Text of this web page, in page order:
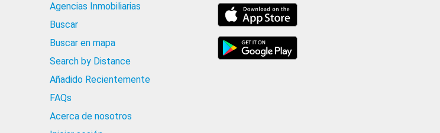
Agencias Inmobiliarias
Buscar
Buscar en mapa
Search by Distance
Añadido Recientemente
FAQs
Acerca de nosotros